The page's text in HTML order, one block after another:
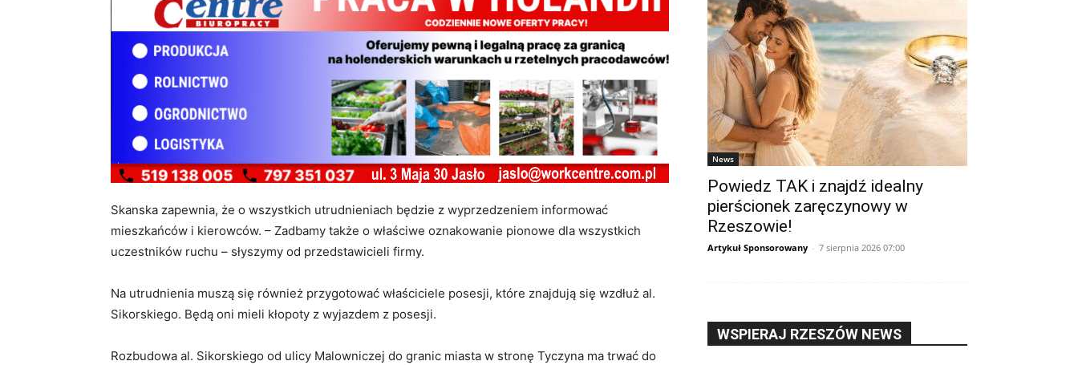
Skanska zapewnia, że o wszystkich utrudnieniach będzie z wyprzedzeniem informować
mieszkańców i kierowców. – Zadbamy także o właściwe oznakowanie pionowe dla wszystkich
uczestników ruchu – słyszymy od przedstawicieli firmy.
Na utrudnienia muszą się również przygotować właściciele posesji, które znajdują się wzdłuż al.
Sikorskiego. Będą oni mieli kłopoty z wyjazdem z posesji.
Rozbudowa al. Sikorskiego od ulicy Malowniczej do granic miasta w stronę Tyczyna ma trwać do
News
Powiedz TAK i znajdź idealny
pierścionek zaręczynowy w
Rzeszowie!
Artykuł Sponsorowany - 7 sierpnia 2026 07:00
WSPIERAJ RZESZÓW NEWS